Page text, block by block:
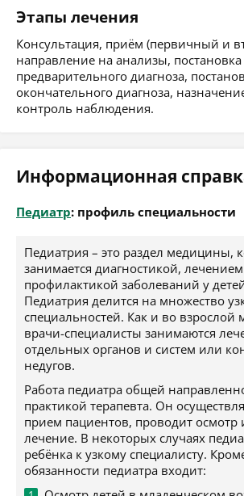
Этапы лечения
Консультация, приём (первичный и
направление на анализы, постановка
предварительного диагноза,
окончательного диагноза,
контроль наблюдения.
Информационная
Педиатр: профиль специальности
Педиатрия – это раздел медицины,
занимается диагностикой,
профилактикой заболеваний у
Педиатрия делится на множество
специальностей. Как и во взрослой
врачи-специалисты занимаются
отдельных органов и систем или
недугов.
Работа педиатра общей
практикой терапевта. Он
прием пациентов, проводит осмотр
лечение. В некоторых случаях
ребёнка к узкому специалисту.
обязанности педиатра входит: